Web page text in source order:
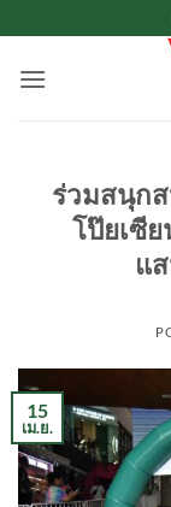
ไป
ร่วมสนุก
โป๊ยเซี
แ
15
เม.ย.